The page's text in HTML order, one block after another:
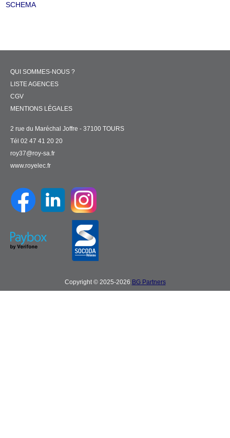
SCHEMA
QUI SOMMES-NOUS ?
LISTE AGENCES
CGV
MENTIONS LÉGALES
2 rue du Maréchal Joffre - 37100 TOURS
Tél 02 47 41 20 20
roy37@roy-sa.fr
www.royelec.fr
Copyright © 2025-2026 BG Partners